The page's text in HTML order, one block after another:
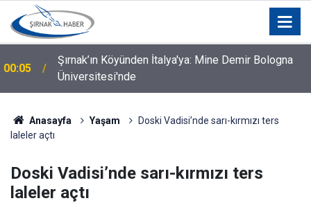
00:04
Silopi İçin Kurumlar ve STK'lar Bir Araya Geldi: Hangi
Talepler Gündeme Geldi?
Anasayfa Yaşam
Doski Vadisi’nde sarı-kırmızı ters
laleler açtı
Doski Vadisi’nde sarı-kırmızı ters
laleler açtı